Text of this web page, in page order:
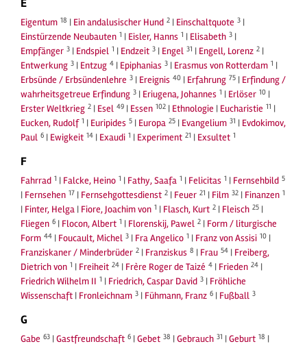
E
Eigentum 18 | Ein andalusischer Hund 2 | Einschaltquote 3 |
Einstürzende Neubauten 1 | Eisler, Hanns 1 | Elisabeth 3 |
Empfänger 3 | Endspiel 1 | Endzeit 3 | Engel 31 | Engell, Lorenz 2 |
Entwerkung 3 | Entzug 4 | Epiphanias 3 | Erasmus von Rotterdam 1 |
Erbsünde / Erbsündenlehre 3 | Ereignis 40 | Erfahrung 75 | Erfindung /
wahrheitsgetreue Erfindung 3 | Eriugena, Johannes 1 | Erlöser 10 |
Erster Weltkrieg 2 | Esel 49 | Essen 102 | Ethnologie | Eucharistie 11 |
Eucken, Rudolf 1 | Euripides 5 | Europa 25 | Evangelium 31 | Evdokimov,
Paul 6 | Ewigkeit 14 | Exaudi 1 | Experiment 21 | Exsultet 1
F
Fahrrad 1 | Falcke, Heino 1 | Fathy, Saafa 1 | Felicitas 1 | Fernsehbild 5
| Fernsehen 17 | Fernsehgottesdienst 2 | Feuer 21 | Film 32 | Finanzen 1
| Finter, Helga | Fiore, Joachim von 1 | Flasch, Kurt 2 | Fleisch 25 |
Fliegen 6 | Flocon, Albert 1 | Florenskij, Pawel 2 | Form / liturgische
Form 44 | Foucault, Michel 3 | Fra Angelico 1 | Franz von Assisi 10 |
Franziskaner / Minderbrüder 2 | Franziskus 8 | Frau 54 | Freiberg,
Dietrich von 1 | Freiheit 24 | Frère Roger de Taizé 4 | Frieden 24 |
Friedrich Wilhelm II 1 | Friedrich, Caspar David 3 | Fröhliche
Wissenschaft | Fronleichnam 3 | Fühmann, Franz 6 | Fußball 3
G
Gabe 63 |Gastfreundschaft 6 |Gebet 38 |Gebrauch 31 |Geburt 18 |